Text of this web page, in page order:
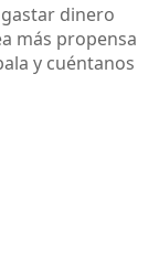
dinero
más propensa
y cuéntanos